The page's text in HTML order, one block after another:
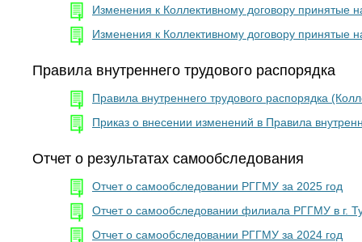
Изменения к Коллективному договору
Изменения к Коллективному договору
Правила внутреннего трудового распорядка
Правила внутреннего трудового распорядка
Приказ о внесении изменений в Правила
Отчет о результатах самообследования
Отчет о самообследовании РГГМУ за 2025 год
Отчет о самообследовании филиала РГГМУ в г.
Отчет о самообследовании РГГМУ за 2024 год